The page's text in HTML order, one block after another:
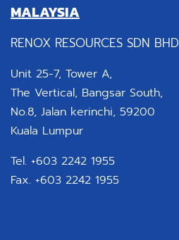
MALAYSIA
RENOX RESOURCES SDN BHD
Unit 25-7, Tower A,
The Vertical, Bangsar South,
No.8, Jalan kerinchi, 59200
Kuala Lumpur
Tel. +603 2242 1955
Fax. +603 2242 1955